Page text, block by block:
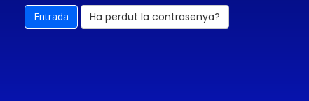
Ha perdut la contrasenya?